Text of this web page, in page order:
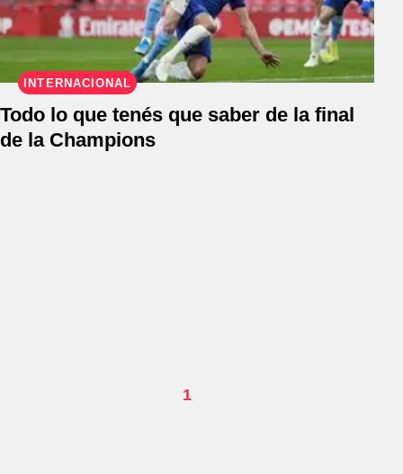
INTERNACIONAL
Todo lo que tenés que saber de la final
de la Champions
1